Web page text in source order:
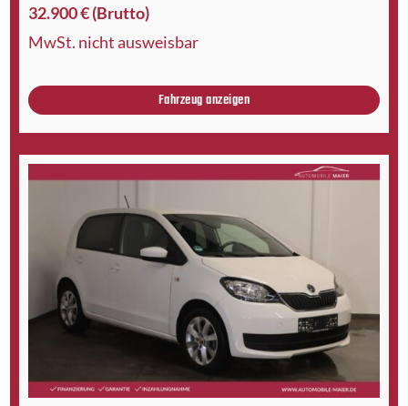
32.900 € (Brutto)
MwSt. nicht ausweisbar
Fahrzeug anzeigen